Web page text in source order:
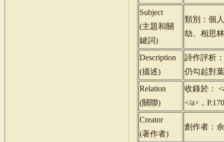
Subject
(主題和關
鍵詞)
類別：個
劫、相思
Description
(描述)
詩作評析
仍勾起對
Relation
(關聯)
收錄於：
</a>，
Creator
(著作者)
創作者：